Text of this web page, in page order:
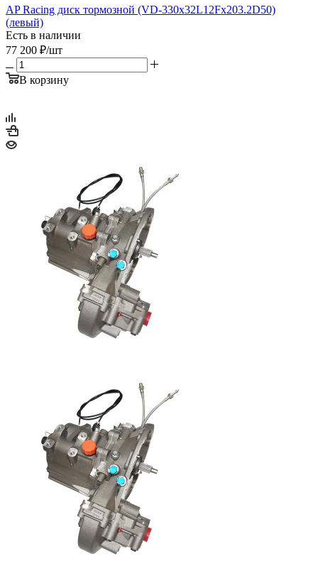
AP Racing диск тормозной (VD-330x32L12Fx203.2D50)
(левый)
Есть в наличии
77 200 ₽/шт
В корзину